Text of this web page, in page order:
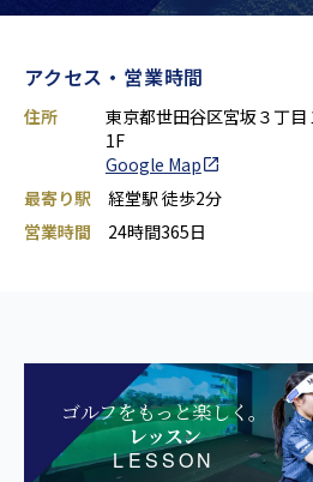
アクセス・営業時間
住所
東京都世田谷区宮坂３丁
1F
Google Map
最寄り駅
経堂駅 徒歩2分
営業時間
24時間365日
ゴルフをもっと楽しく。
レッスン
LESSON